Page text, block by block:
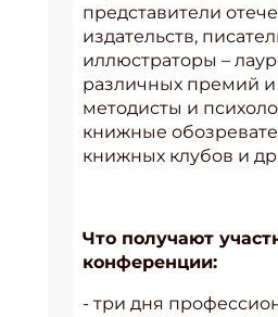
представители
издательств,
иллюстраторы –
различных премий и
методисты и
книжные
книжных клубов и
Что получают
конференции:
- три дня